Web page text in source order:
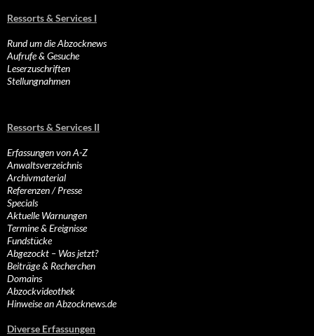
Ressorts & Services I
Rund um die Abzocknews
Aufrufe & Gesuche
Leserzuschriften
Stellungnahmen
Ressorts & Services II
Erfassungen von A-Z
Anwaltsverzeichnis
Archivmaterial
Referenzen / Presse
Specials
Aktuelle Warnungen
Termine & Ereignisse
Fundstücke
Abgezockt – Was jetzt?
Beiträge & Recherchen
Domains
Abzockvideothek
Hinweise an Abzocknews.de
Diverse Erfassungen